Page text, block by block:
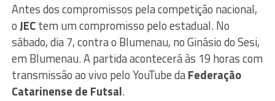
Antes dos compromissos pela competição nacional,
oJECtem um compromisso pelo estadual. No
sábado, dia 7, contra o Blumenau, no Ginásio do Sesi,
em Blumenau. A partida acontecerá às 19 horas com
transmissão ao vivo pelo YouTube daFederação
Catarinense de Futsal.